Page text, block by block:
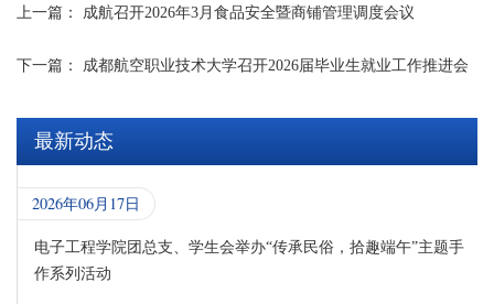
上一篇： 成航召开2026年3月食品安全暨商铺管理调度会议
下一篇： 成都航空职业技术大学召开2026届毕业生就业工作推进会
最新动态
2026年06月17日
电子工程学院团总支、学生会举办“传承民俗，拾趣端午”主题手
作系列活动